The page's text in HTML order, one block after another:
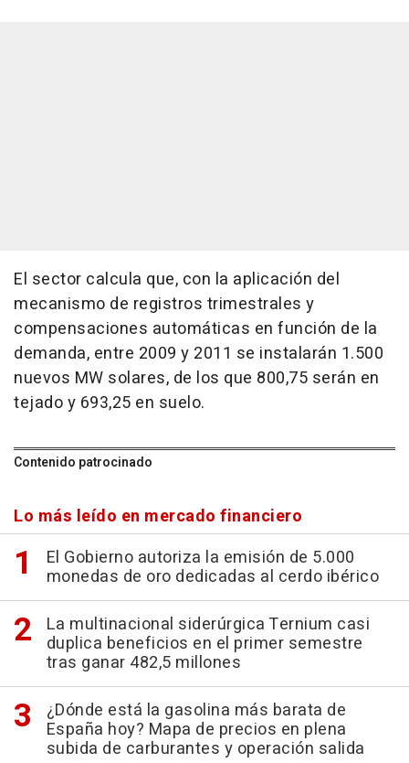
El sector calcula que, con la aplicación del
mecanismo de registros trimestrales y
compensaciones automáticas en función de la
demanda, entre 2009 y 2011 se instalarán 1.500
nuevos MW solares, de los que 800,75 serán en
tejado y 693,25 en suelo.
Contenido patrocinado
Lo más leído en mercado financiero
El Gobierno autoriza la emisión de 5.000
monedas de oro dedicadas al cerdo ibérico
La multinacional siderúrgica Ternium casi
duplica beneficios en el primer semestre
tras ganar 482,5 millones
¿Dónde está la gasolina más barata de
España hoy? Mapa de precios en plena
subida de carburantes y operación salida